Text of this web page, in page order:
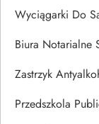
Wyciągarki Do
Biura Notarialne
Zastrzyk
Przedszkola